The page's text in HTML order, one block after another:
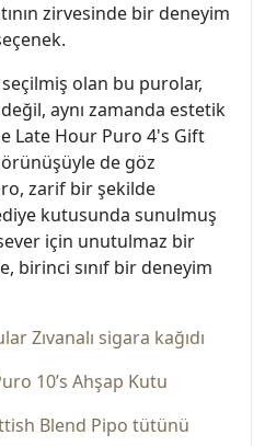
zirvesinde bir deneyim
olan bu purolar,
aynı zamanda estetik
Late Hour Puro 4's Gift
de göz
zarif bir şekilde
kutusunda sunulmuş
için unutulmaz bir
birinci sınıf bir deneyim
Zıvanalı sigara kağıdı
10’s Ahşap Kutu
Blend Pipo tütünü